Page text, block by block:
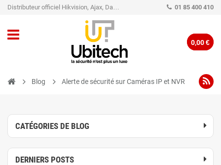
Distributeur officiel Hikvision, Ajax, Dahua, TP-Link - Caméra de vidéo surveillance - Alarme 01 85 400 410
0,00 €
Blog Alerte de sécurité sur Caméras IP et NVR
CATÉGORIES DE BLOG
DERNIERS POSTS